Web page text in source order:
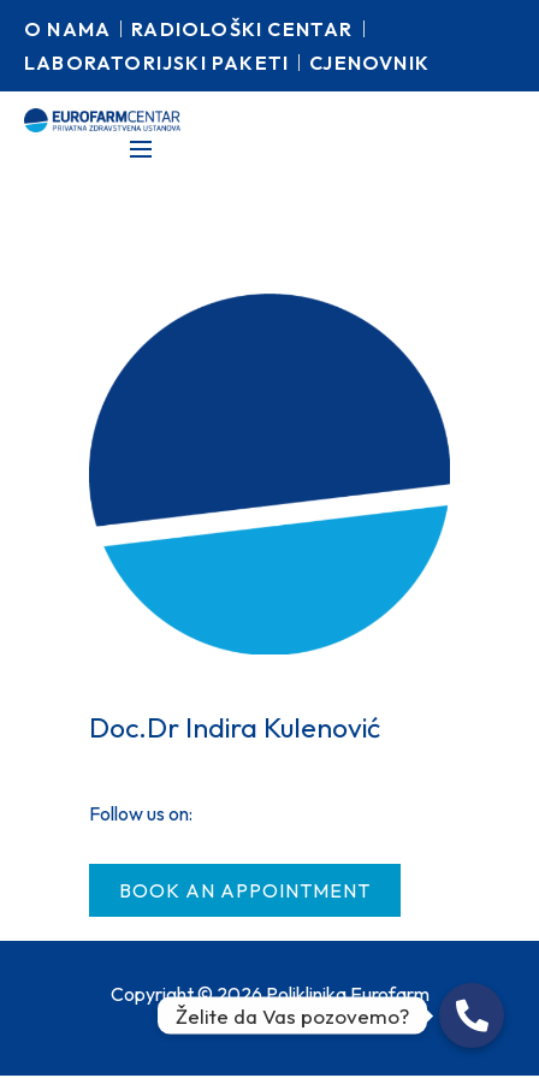
O NAMA
RADIOLOŠKI CENTAR
LABORATORIJSKI PAKETI
CJENOVNIK
Doc.Dr Indira Kulenović
Follow us on:
BOOK AN APPOINTMENT
Copyright © 2026 Poliklinika Eurofarm
Centar
Želite da Vas pozovemo?